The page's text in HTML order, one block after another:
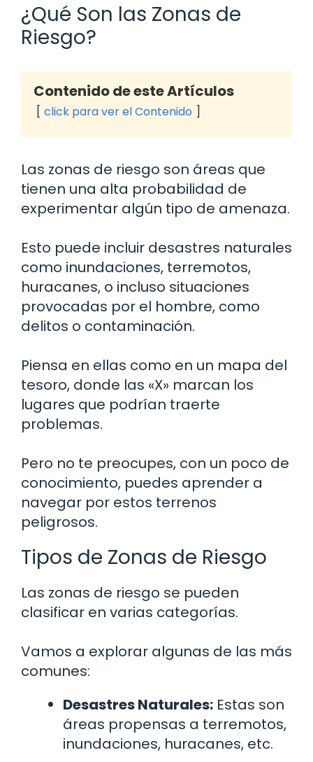
¿Qué Son las Zonas de
Riesgo?
Contenido de este Artículos
click para ver el Contenido
Las zonas de riesgo son áreas que
tienen una alta probabilidad de
experimentar algún tipo de amenaza.
Esto puede incluir desastres naturales
como inundaciones, terremotos,
huracanes, o incluso situaciones
provocadas por el hombre, como
delitos o contaminación.
Piensa en ellas como en un mapa del
tesoro, donde las «X» marcan los
lugares que podrían traerte
problemas.
Pero no te preocupes, con un poco de
conocimiento, puedes aprender a
navegar por estos terrenos
peligrosos.
Tipos de Zonas de Riesgo
Las zonas de riesgo se pueden
clasificar en varias categorías.
Vamos a explorar algunas de las más
comunes:
Desastres Naturales: Estas son
áreas propensas a terremotos,
inundaciones, huracanes, etc.